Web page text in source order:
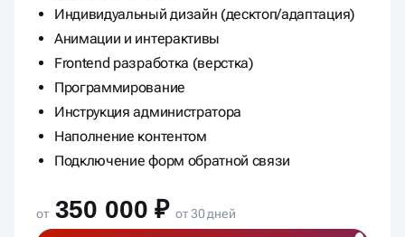
Индивидуальный дизайн (десктоп/адаптация)
Анимации и интерактивы
Frontend разработка (верстка)
Программирование
Инструкция администратора
Наполнение контентом
Подключение форм обратной связи
от 350 000 ₽ от 30 дней